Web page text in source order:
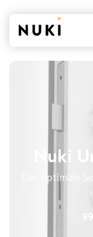
Nuki
Der optimale